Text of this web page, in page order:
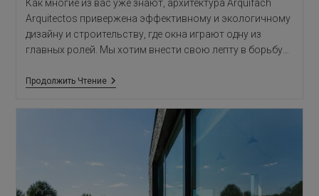
Как многие из вас уже знают, архитектура Arquifach
Arquitectos привержена эффективному и экологичному
дизайну и строительству, где окна играют одну из
главных ролей. Мы хотим внести свою лепту в борьбу…
Продолжить ЧтениеОкна